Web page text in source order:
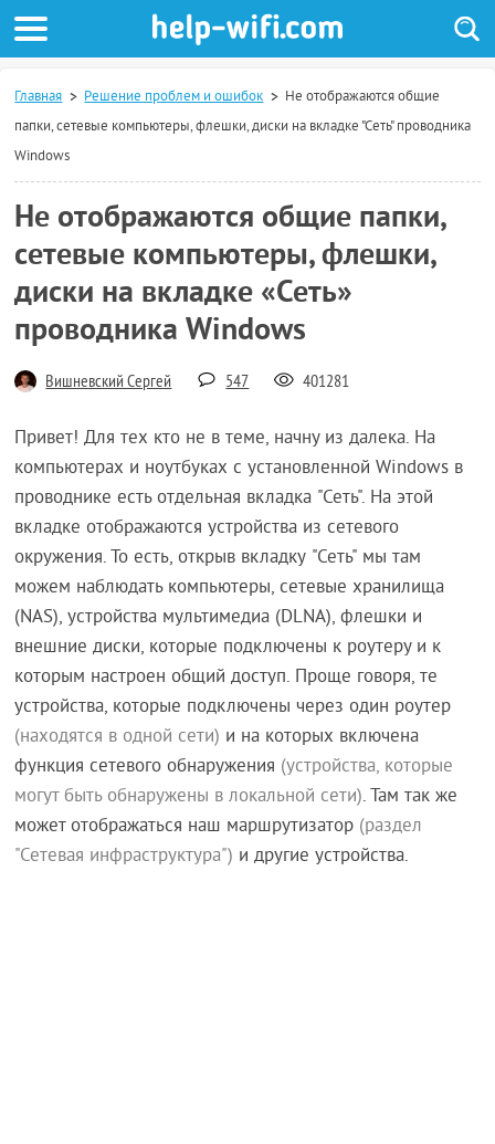
Главная Решение проблем и ошибок
Не отображаются общие
папки, сетевые компьютеры, флешки, диски на вкладке "Сеть" проводника
Windows
Не отображаются общие папки,
сетевые компьютеры, флешки,
диски на вкладке «Сеть»
проводника Windows
Вишневский Сергей 547 401281
Привет! Для тех кто не в теме, начну из далека. На
компьютерах и ноутбуках с установленной Windows в
проводнике есть отдельная вкладка "Сеть". На этой
вкладке отображаются устройства из сетевого
окружения. То есть, открыв вкладку "Сеть" мы там
можем наблюдать компьютеры, сетевые хранилища
(NAS), устройства мультимедиа (DLNA), флешки и
внешние диски, которые подключены к роутеру и к
которым настроен общий доступ. Проще говоря, те
устройства, которые подключены через один роутер
(находятся в одной сети) и на которых включена
функция сетевого обнаружения (устройства, которые
могут быть обнаружены в локальной сети). Там так же
может отображаться наш маршрутизатор (раздел
"Сетевая инфраструктура") и другие устройства.